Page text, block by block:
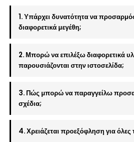
1. Υπάρχει δυνατότητα να
διαφορετικά μεγέθη;
2. Μπορώ να επιλέξω διαφορετικά
παρουσιάζονται στην ιστοσελίδα;
3. Πώς μπορώ να παραγγείλω
σχέδια;
4. Χρειάζεται προεξόφληση για όλες